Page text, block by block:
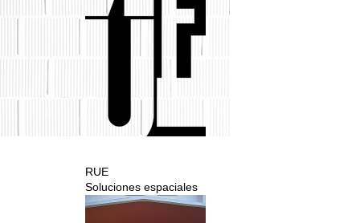
RUE
Soluciones espaciales